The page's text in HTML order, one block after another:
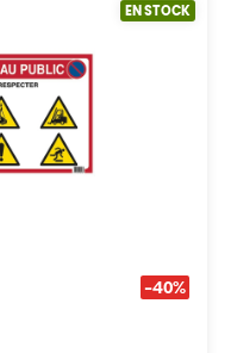
EN STOCK
-40%